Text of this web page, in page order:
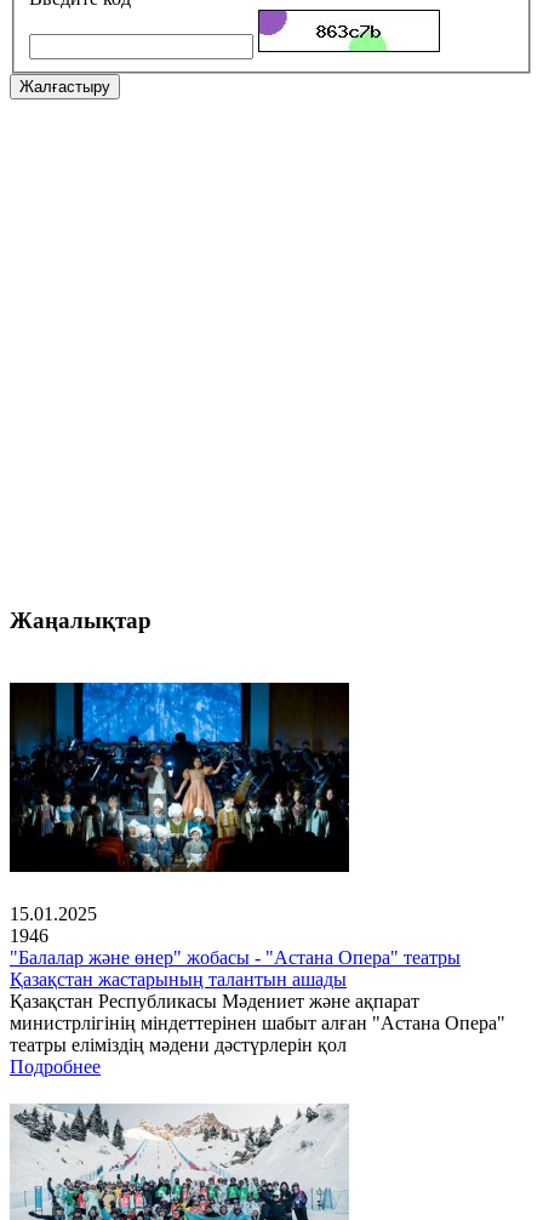
Жалғастыру
Жаңалықтар
15.01.2025
1946
"Балалар және өнер" жобасы - "Астана Опера" театры
Қазақстан жастарының талантын ашады
Қазақстан Республикасы Мәдениет және ақпарат
министрлігінің міндеттерінен шабыт алған "Астана Опера"
театры еліміздің мәдени дәстүрлерін қол
Подробнее